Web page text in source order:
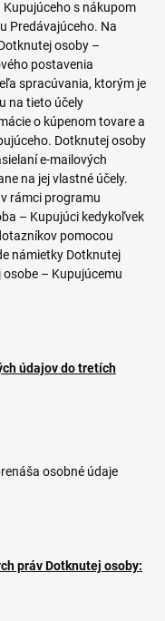
s nákupom
Predávajúceho. Na
osoby –
postavenia
spracúvania, ktorým je
na tieto účely
o kúpenom tovare a
Dotknutej osoby
e-mailových
na jej vlastné účely.
rámci programu
– Kupujúci kedykoľvek
pomocou
námietky Dotknutej
– Kupujúcemu
údajov do tretích
osobné údaje
práv Dotknutej osoby: